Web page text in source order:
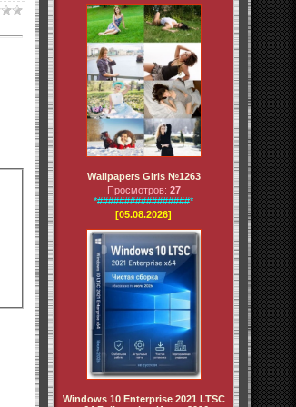
Wallpapers Girls №1263
Просмотров: 27
*#################*
[05.08.2026]
Windows 10 Enterprise 2021 LTSC